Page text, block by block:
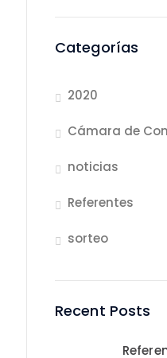
Categorías
2020
Cámara de
noticias
Referentes
sorteo
Recent Posts